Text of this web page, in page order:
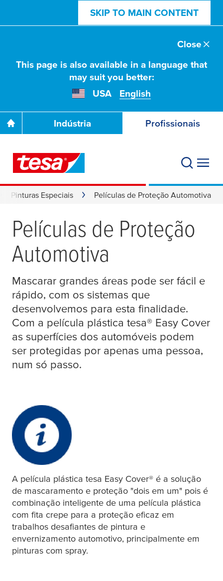
SKIP TO MAIN CONTENT
This page is also available in a language that
may suit you better:
USA
English
Close
Indústria Profissionais
Pinturas Especiais Películas de Proteção Automotiva
Películas de Proteção
Automotiva
Mascarar grandes áreas pode ser fácil e
rápido, com os sistemas que
desenvolvemos para esta finalidade.
Com a película plástica tesa® Easy Cover
as superfícies dos automóveis podem
ser protegidas por apenas uma pessoa,
num só passo.
A película plástica tesa Easy Cover® é a solução
de mascaramento e proteção "dois em um" pois é
combinação inteligente de uma película plástica
com fita crepe para a proteção eficaz em
trabalhos desafiantes de pintura e
envernizamento automotivo, principalmente em
pinturas com spray.